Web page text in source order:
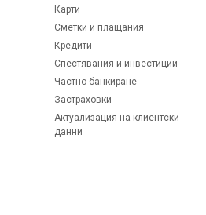
Карти
Сметки и плащания
Кредити
Спестявания и инвестиции
Частно банкиране
Застраховки
Актуализация на клиентски
данни